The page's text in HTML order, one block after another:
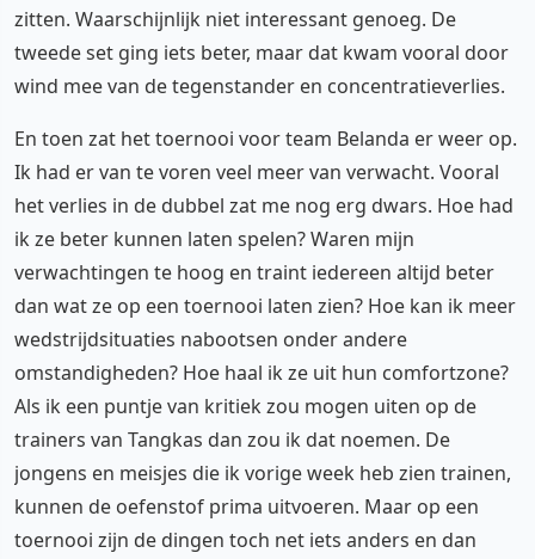
zitten. Waarschijnlijk niet interessant genoeg. De
tweede set ging iets beter, maar dat kwam vooral door
wind mee van de tegenstander en concentratieverlies.
En toen zat het toernooi voor team Belanda er weer op.
Ik had er van te voren veel meer van verwacht. Vooral
het verlies in de dubbel zat me nog erg dwars. Hoe had
ik ze beter kunnen laten spelen? Waren mijn
verwachtingen te hoog en traint iedereen altijd beter
dan wat ze op een toernooi laten zien? Hoe kan ik meer
wedstrijdsituaties nabootsen onder andere
omstandigheden? Hoe haal ik ze uit hun comfortzone?
Als ik een puntje van kritiek zou mogen uiten op de
trainers van Tangkas dan zou ik dat noemen. De
jongens en meisjes die ik vorige week heb zien trainen,
kunnen de oefenstof prima uitvoeren. Maar op een
toernooi zijn de dingen toch net iets anders en dan